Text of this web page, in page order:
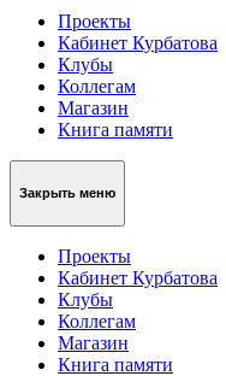
Проекты
Кабинет Курбатова
Клубы
Коллегам
Магазин
Книга памяти
Закрыть меню
Проекты
Кабинет Курбатова
Клубы
Коллегам
Магазин
Книга памяти